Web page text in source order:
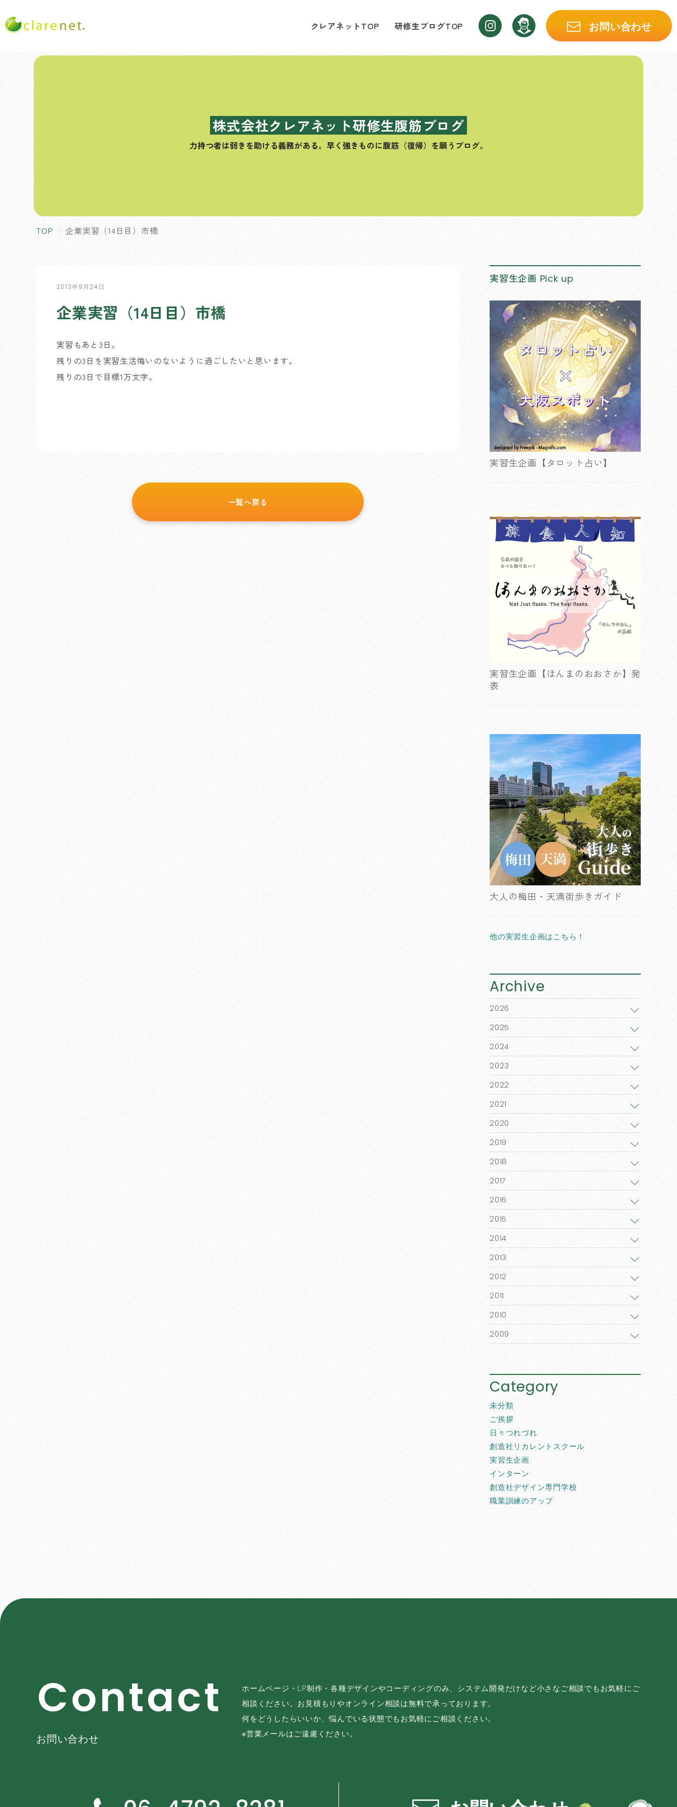
クレアネットTOP 研修生ブログTOP お問い合わせ
株式会社クレアネット研修生腹筋ブログ
力持つ者は弱きを助ける義務がある。 早く強きものに腹筋（復帰）を願うブログ。
TOP 企業実習（14日目）市橋
2013年9月24日
企業実習（14日目）市橋
実習もあと3日。
残りの3日を実習生活悔いのないように過ごしたいと思います。
残りの3日で目標1万文字。
一覧へ戻る
実習生企画 Pick up
実習生企画【タロット占い】
実習生企画【ほんまのおおさか】発
表
大人の梅田・天満街歩きガイド
他の実習生企画はこちら！
Archive
2026
2025
2024
2023
2022
2021
2020
2019
2018
2017
2016
2015
2014
2013
2012
2011
2010
2009
Category
未分類
ご挨拶
日々つれづれ
創造社リカレントスクール
実習生企画
インターン
創造社デザイン専門学校
職業訓練のアップ
Contact
お問い合わせ
ホームページ・LP制作・各種デザインやコーディングのみ、システム開発だけなど小さなご相談でもお気軽にご
相談ください。お見積もりやオンライン相談は無料で承っております。
何をどうしたらいいか、悩んでいる状態でもお気軽にご相談ください。
※営業メールはご遠慮ください。